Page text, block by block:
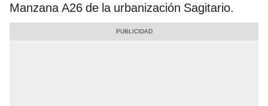
Manzana A26 de la urbanización Sagitario.